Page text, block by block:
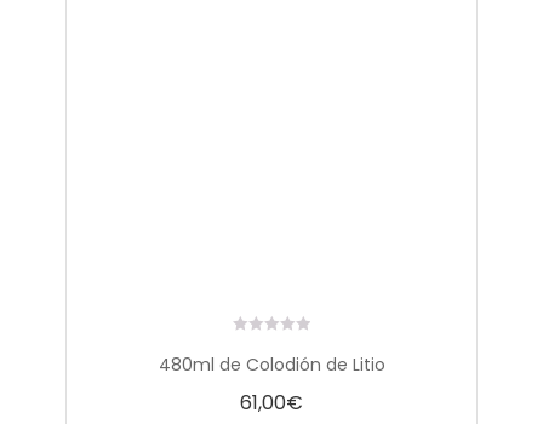
480ml de Colodión de Litio
out
61,00€